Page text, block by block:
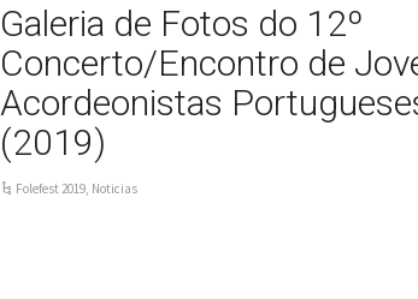
Galeria de Fotos do 12º
Concerto/Encontro de
Acordeonistas
(2019)
Folefest 2019, Noticias